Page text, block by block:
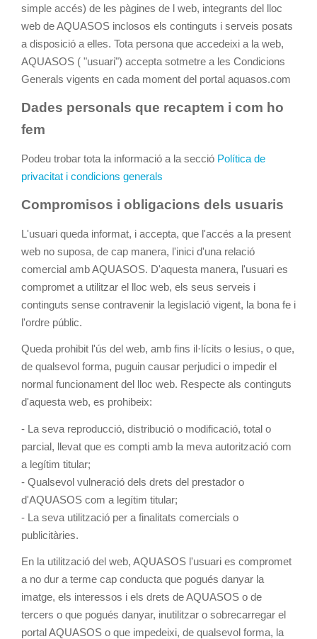
simple accés) de les pàgines de l web, integrants del lloc
web de AQUASOS inclosos els continguts i serveis posats
a disposició a elles. Tota persona que accedeixi a la web,
AQUASOS ( "usuari") accepta sotmetre a les Condicions
Generals vigents en cada moment del portal aquasos.com
Dades personals que recaptem i com ho
fem
Podeu trobar tota la informació a la secció Política de
privacitat i condicions generals
Compromisos i obligacions dels usuaris
L'usuari queda informat, i accepta, que l'accés a la present
web no suposa, de cap manera, l'inici d'una relació
comercial amb AQUASOS. D'aquesta manera, l'usuari es
compromet a utilitzar el lloc web, els seus serveis i
continguts sense contravenir la legislació vigent, la bona fe i
l'ordre públic.
Queda prohibit l'ús del web, amb fins il·lícits o lesius, o que,
de qualsevol forma, puguin causar perjudici o impedir el
normal funcionament del lloc web. Respecte als continguts
d'aquesta web, es prohibeix:
- La seva reproducció, distribució o modificació, total o
parcial, llevat que es compti amb la meva autorització com
a legítim titular;
- Qualsevol vulneració dels drets del prestador o
d'AQUASOS com a legítim titular;
- La seva utilització per a finalitats comercials o
publicitàries.
En la utilització del web, AQUASOS l'usuari es compromet
a no dur a terme cap conducta que pogués danyar la
imatge, els interessos i els drets de AQUASOS o de
tercers o que pogués danyar, inutilitzar o sobrecarregar el
portal AQUASOS o que impedeixi, de qualsevol forma, la